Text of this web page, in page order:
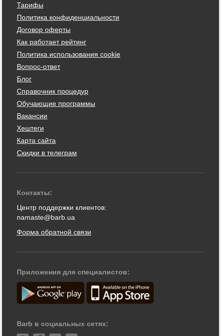
Тарифы
Политика конфиденциальности
Договор оферты
Как работает рейтинг
Политика использования cookie
Вопрос-ответ
Блог
Справочник процедур
Обучающие программы
Вакансии
Хештеги
Карта сайта
Скидки в телеграм
Контакты:
Центр поддержки клиентов:
namaste@barb.ua
Форма обратной связи
Приложения для специалистов:
Barb в социальных сетях: